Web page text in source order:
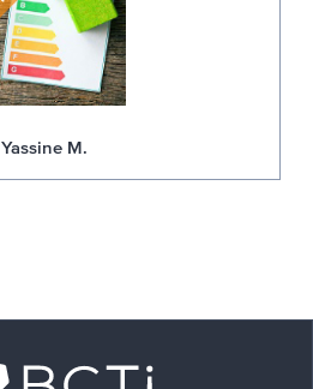
Yassine M.